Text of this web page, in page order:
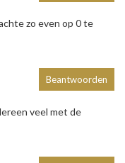
zo even op 0 te
veel met de
Beantwoorden